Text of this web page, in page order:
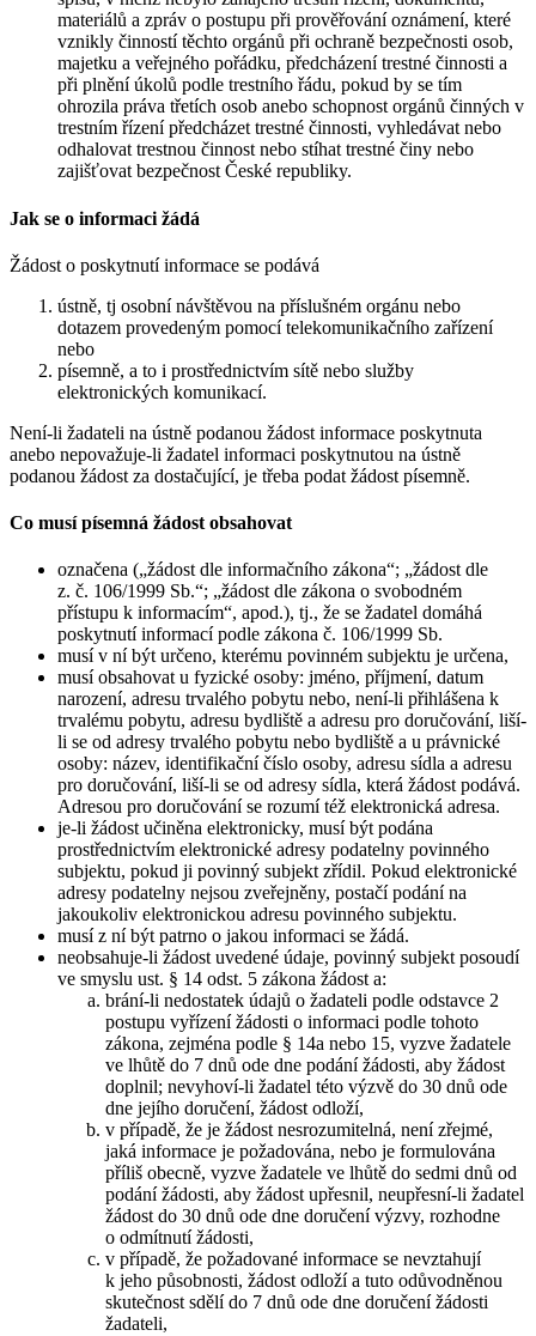
materiálů a zpráv o postupu při prověřování oznámení, které
vznikly činností těchto orgánů při ochraně bezpečnosti osob,
majetku a veřejného pořádku, předcházení trestné činnosti a
při plnění úkolů podle trestního řádu, pokud by se tím
ohrozila práva třetích osob anebo schopnost orgánů činných v
trestním řízení předcházet trestné činnosti, vyhledávat nebo
odhalovat trestnou činnost nebo stíhat trestné činy nebo
zajišťovat bezpečnost České republiky.
Jak se o informaci žádá
Žádost o poskytnutí informace se podává
ústně, tj osobní návštěvou na příslušném orgánu nebo
dotazem provedeným pomocí telekomunikačního zařízení
nebo
písemně, a to i prostřednictvím sítě nebo služby
elektronických komunikací.
Není-li žadateli na ústně podanou žádost informace poskytnuta
anebo nepovažuje-li žadatel informaci poskytnutou na ústně
podanou žádost za dostačující, je třeba podat žádost písemně.
Co musí písemná žádost obsahovat
označena („žádost dle informačního zákona“; „žádost dle
z. č. 106/1999 Sb.“; „žádost dle zákona o svobodném
přístupu k informacím“, apod.), tj., že se žadatel domáhá
poskytnutí informací podle zákona č. 106/1999 Sb.
musí v ní být určeno, kterému povinném subjektu je určena,
musí obsahovat u fyzické osoby: jméno, příjmení, datum
narození, adresu trvalého pobytu nebo, není-li přihlášena k
trvalému pobytu, adresu bydliště a adresu pro doručování, liší-
li se od adresy trvalého pobytu nebo bydliště a u právnické
osoby: název, identifikační číslo osoby, adresu sídla a adresu
pro doručování, liší-li se od adresy sídla, která žádost podává.
Adresou pro doručování se rozumí též elektronická adresa.
je-li žádost učiněna elektronicky, musí být podána
prostřednictvím elektronické adresy podatelny povinného
subjektu, pokud ji povinný subjekt zřídil. Pokud elektronické
adresy podatelny nejsou zveřejněny, postačí podání na
jakoukoliv elektronickou adresu povinného subjektu.
musí z ní být patrno o jakou informaci se žádá.
neobsahuje-li žádost uvedené údaje, povinný subjekt posoudí
ve smyslu ust. § 14 odst. 5 zákona žádost a:
brání-li nedostatek údajů o žadateli podle odstavce 2
postupu vyřízení žádosti o informaci podle tohoto
zákona, zejména podle § 14a nebo 15, vyzve žadatele
ve lhůtě do 7 dnů ode dne podání žádosti, aby žádost
doplnil; nevyhoví-li žadatel této výzvě do 30 dnů ode
dne jejího doručení, žádost odloží,
v případě, že je žádost nesrozumitelná, není zřejmé,
jaká informace je požadována, nebo je formulována
příliš obecně, vyzve žadatele ve lhůtě do sedmi dnů od
podání žádosti, aby žádost upřesnil, neupřesní-li žadatel
žádost do 30 dnů ode dne doručení výzvy, rozhodne
o odmítnutí žádosti,
v případě, že požadované informace se nevztahují
k jeho působnosti, žádost odloží a tuto odůvodněnou
skutečnost sdělí do 7 dnů ode dne doručení žádosti
žadateli,